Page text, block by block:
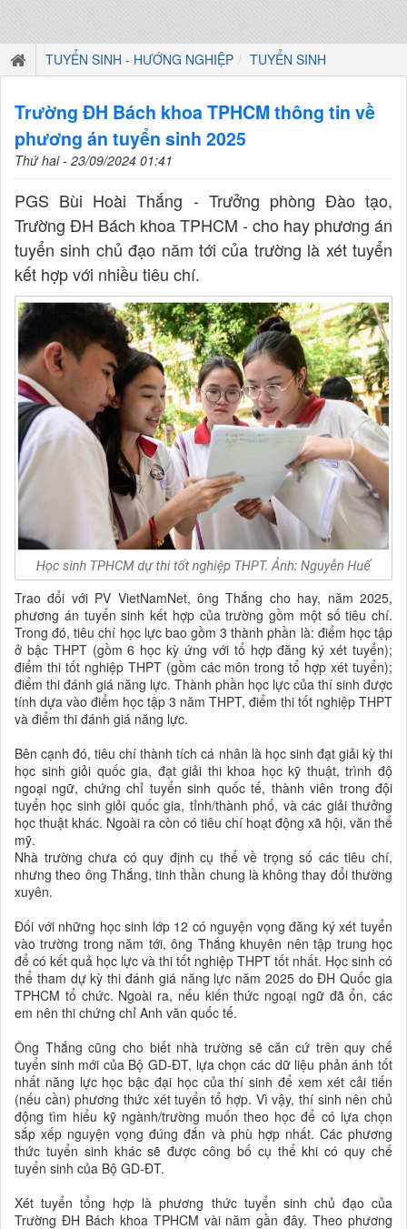
TUYỂN SINH - HƯỚNG NGHIỆP TUYỂN SINH
Trường ĐH Bách khoa TPHCM thông tin về
phương án tuyển sinh 2025
Thứ hai - 23/09/2024 01:41
PGS Bùi Hoài Thắng - Trưởng phòng Đào tạo,
Trường ĐH Bách khoa TPHCM - cho hay phương án
tuyển sinh chủ đạo năm tới của trường là xét tuyển
kết hợp với nhiều tiêu chí.
Trao đổi với PV VietNamNet, ông Thắng cho hay, năm 2025,
phương án tuyển sinh kết hợp của trường gồm một số tiêu chí.
Trong đó, tiêu chí học lực bao gồm 3 thành phần là: điểm học tập
ở bậc THPT (gồm 6 học kỳ ứng với tổ hợp đăng ký xét tuyển);
điểm thi tốt nghiệp THPT (gồm các môn trong tổ hợp xét tuyển);
điểm thi đánh giá năng lực. Thành phần học lực của thí sinh được
tính dựa vào điểm học tập 3 năm THPT, điểm thi tốt nghiệp THPT
và điểm thi đánh giá năng lực.
Bên cạnh đó, tiêu chí thành tích cá nhân là học sinh đạt giải kỳ thi
học sinh giỏi quốc gia, đạt giải thi khoa học kỹ thuật, trình độ
ngoại ngữ, chứng chỉ tuyển sinh quốc tế, thành viên trong đội
tuyển học sinh giỏi quốc gia, tỉnh/thành phố, và các giải thưởng
học thuật khác. Ngoài ra còn có tiêu chí hoạt động xã hội, văn thể
mỹ.
Nhà trường chưa có quy định cụ thể về trọng số các tiêu chí,
nhưng theo ông Thắng, tinh thần chung là không thay đổi thường
xuyên.
Đối với những học sinh lớp 12 có nguyện vọng đăng ký xét tuyển
vào trường trong năm tới, ông Thắng khuyên nên tập trung học
để có kết quả học lực và thi tốt nghiệp THPT tốt nhất. Học sinh có
thể tham dự kỳ thi đánh giá năng lực năm 2025 do ĐH Quốc gia
TPHCM tổ chức. Ngoài ra, nếu kiến thức ngoại ngữ đã ổn, các
em nên thi chứng chỉ Anh văn quốc tế.
Ông Thắng cũng cho biết nhà trường sẽ căn cứ trên quy chế
tuyển sinh mới của Bộ GD-ĐT, lựa chọn các dữ liệu phản ánh tốt
nhất năng lực học bậc đại học của thí sinh để xem xét cải tiến
(nếu cần) phương thức xét tuyển tổ hợp. Vì vậy, thí sinh nên chủ
động tìm hiểu kỹ ngành/trường muốn theo học để có lựa chọn
sắp xếp nguyện vọng đúng đắn và phù hợp nhất. Các phương
thức tuyển sinh khác sẽ được công bố cụ thể khi có quy chế
tuyển sinh của Bộ GD-ĐT.
Xét tuyển tổng hợp là phương thức tuyển sinh chủ đạo của
Trường ĐH Bách khoa TPHCM vài năm gần đây. Theo phương